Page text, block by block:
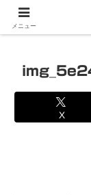
X
メニュー